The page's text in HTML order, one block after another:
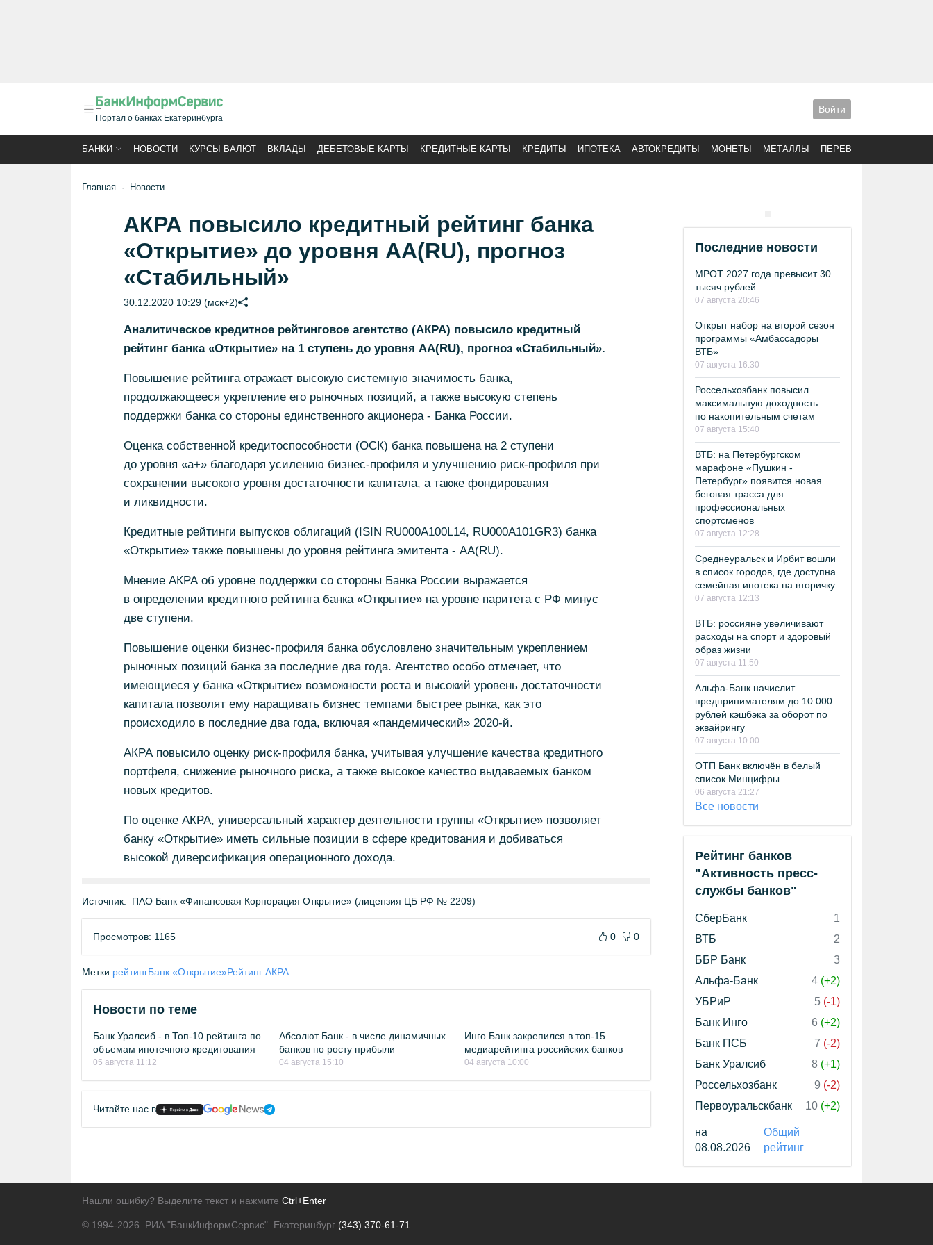
Портал о банках Екатеринбурга
Войти
БАНКИ НОВОСТИ КУРСЫ ВАЛЮТ ВКЛАДЫ ДЕБЕТОВЫЕ КАРТЫ КРЕДИТНЫЕ КАРТЫ КРЕДИТЫ ИПОТЕКА АВТОКРЕДИТЫ МОНЕТЫ МЕТАЛЛЫ ПЕРЕВОДЫ
Главная Новости
АКРА повысило кредитный рейтинг банка
«Открытие» до уровня АА(RU), прогноз
«Стабильный»
30.12.2020 10:29 (мск+2)
Аналитическое кредитное рейтинговое агентство (АКРА) повысило кредитный
рейтинг банка «Открытие» на 1 ступень до уровня АА(RU), прогноз «Стабильный».
Повышение рейтинга отражает высокую системную значимость банка,
продолжающееся укрепление его рыночных позиций, а также высокую степень
поддержки банка со стороны единственного акционера - Банка России.
Оценка собственной кредитоспособности (ОСК) банка повышена на 2 ступени
до уровня «а+» благодаря усилению бизнес-профиля и улучшению риск-профиля при
сохранении высокого уровня достаточности капитала, а также фондирования
и ликвидности.
Кредитные рейтинги выпусков облигаций (ISIN RU000A100L14, RU000A101GR3) банка
«Открытие» также повышены до уровня рейтинга эмитента - АА(RU).
Мнение АКРА об уровне поддержки со стороны Банка России выражается
в определении кредитного рейтинга банка «Открытие» на уровне паритета с РФ минус
две ступени.
Повышение оценки бизнес-профиля банка обусловлено значительным укреплением
рыночных позиций банка за последние два года. Агентство особо отмечает, что
имеющиеся у банка «Открытие» возможности роста и высокий уровень достаточности
капитала позволят ему наращивать бизнес темпами быстрее рынка, как это
происходило в последние два года, включая «пандемический» 2020-й.
АКРА повысило оценку риск-профиля банка, учитывая улучшение качества кредитного
портфеля, снижение рыночного риска, а также высокое качество выдаваемых банком
новых кредитов.
По оценке АКРА, универсальный характер деятельности группы «Открытие» позволяет
банку «Открытие» иметь сильные позиции в сфере кредитования и добиваться
высокой диверсификация операционного дохода.
Источник: ПАО Банк «Финансовая Корпорация Открытие» (лицензия ЦБ РФ № 2209)
Просмотров: 1165 0 0
Метки:рейтингБанк «Открытие»Рейтинг АКРА
Новости по теме
Банк Уралсиб - в Топ-10 рейтинга по
объемам ипотечного кредитования
05 августа 11:12
Абсолют Банк - в числе динамичных
банков по росту прибыли
04 августа 15:10
Инго Банк закрепился в топ-15
медиарейтинга российских банков
04 августа 10:00
Читайте нас в
Последние новости
МРОТ 2027 года превысит 30
тысяч рублей
07 августа 20:46
Открыт набор на второй сезон
программы «Амбассадоры
ВТБ»
07 августа 16:30
Россельхозбанк повысил
максимальную доходность
по накопительным счетам
07 августа 15:40
ВТБ: на Петербургском
марафоне «Пушкин -
Петербург» появится новая
беговая трасса для
профессиональных
спортсменов
07 августа 12:28
Среднеуральск и Ирбит вошли
в список городов, где доступна
семейная ипотека на вторичку
07 августа 12:13
ВТБ: россияне увеличивают
расходы на спорт и здоровый
образ жизни
07 августа 11:50
Альфа-Банк начислит
предпринимателям до 10 000
рублей кэшбэка за оборот по
эквайрингу
07 августа 10:00
ОТП Банк включён в белый
список Минцифры
06 августа 21:27
Все новости
Рейтинг банков
"Активность пресс-
службы банков"
СберБанк
1
ВТБ
2
ББР Банк
3
Альфа-Банк
4 (+2)
УБРиР
5 (-1)
Банк Инго
6 (+2)
Банк ПСБ
7 (-2)
Банк Уралсиб
8 (+1)
Россельхозбанк
9 (-2)
Первоуральскбанк
10 (+2)
на
08.08.2026
Общий
рейтинг
Нашли ошибку? Выделите текст и нажмите Ctrl+Enter
© 1994-2026. РИА "БанкИнформСервис". Екатеринбург (343) 370-61-71